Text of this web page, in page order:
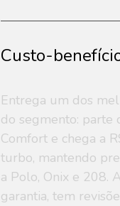
Custo-
Entrega um dos
do segmento: parte
Comfort e chega a
turbo, mantendo
a Polo, Onix e 208.
garantia, tem